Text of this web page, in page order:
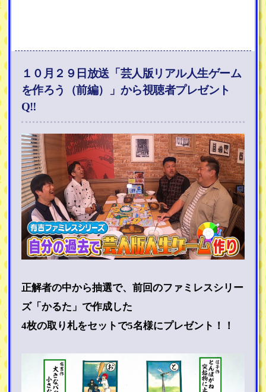
１０月２９日放送「芸人版リアル人生ゲーム
を作ろう（前編）」から視聴者プレゼント
Q‼
正解者の中から抽選で、前回のファミレスシリー
ズ「かるた」で作成した
4枚の取り札をセットで5名様にプレゼント！！